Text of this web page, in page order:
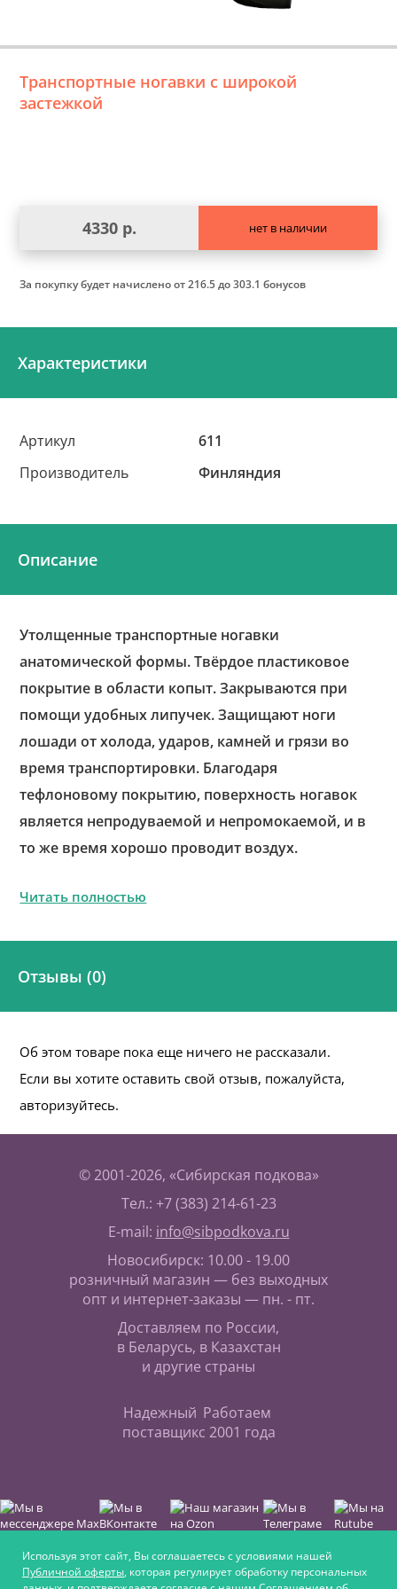
Транспортные ногавки с широкой
застежкой
4330 р. нет в наличии
За покупку будет начисленоот 216.5 до 303.1 бонусов
Характеристики
Артикул
611
Производитель
Финляндия
Описание
Утолщенные транспортные ногавки
анатомической формы. Твёрдое пластиковое
покрытие в области копыт. Закрываются при
помощи удобных липучек. Защищают ноги
лошади от холода, ударов, камней и грязи во
время транспортировки. Благодаря
тефлоновому покрытию, поверхность ногавок
является непродуваемой и непромокаемой, и в
то же время хорошо проводит воздух.
Читать полностью
Отзывы (0)
Об этом товаре пока еще ничего не рассказали.
Если вы хотите оставить свой отзыв, пожалуйста,
авторизуйтесь.
© 2001-2026, «Сибирская подкова»
Тел.: +7 (383) 214-61-23
E-mail: info@sibpodkova.ru
Новосибирск: 10.00 - 19.00
розничный магазин — без выходных
опт и интернет-заказы — пн. - пт.
Доставляем по России,
в Беларусь, в Казахстан
и другие страны
Надежный
поставщик
Работаем
с 2001 года
Используя этот сайт, Вы соглашаетесь с условиями нашей
Публичной оферты, которая регулирует обработку персональных